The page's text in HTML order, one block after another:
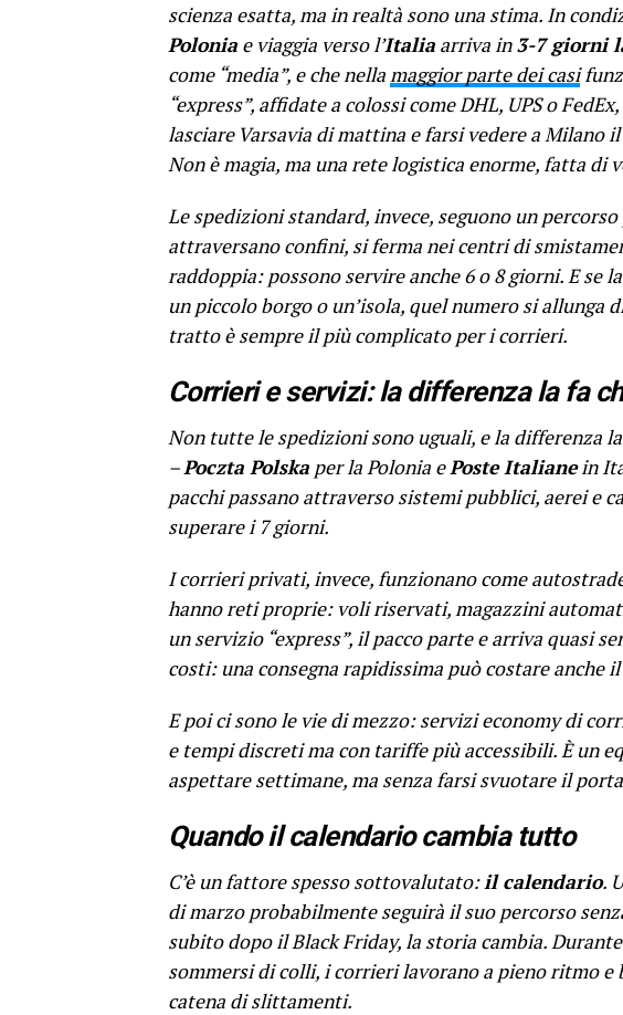
scienza esatta, ma in realtà sono una stima. In
Polonia e viaggia verso l’Italia arriva in3-7 giorni
come “media”, e che nellamaggior parte dei casi
“express”, affidate a colossi come DHL, UPS o
lasciare Varsavia di mattina e farsi vedere a Milano
Non è magia, ma una rete logistica enorme, fatta di
Le spedizioni standard, invece, seguono un
attraversano confini, si ferma nei centri di
raddoppia: possono servire anche 6 o 8 giorni. E se
un piccolo borgo o un’isola, quel numero si allunga
tratto è sempre il più complicato per i corrieri.
Corrieri e servizi: la differenza la fa
Non tutte le spedizioni sono uguali, e la differenza
–Poczta Polska per la Polonia ePoste Italianein
pacchi passano attraverso sistemi pubblici, aerei e
superare i 7 giorni.
I corrieri privati, invece, funzionano come autostrade
hanno reti proprie: voli riservati, magazzini
un servizio “express”, il pacco parte e arriva quasi
costi: una consegna rapidissima può costare
E poi ci sono le vie di mezzo: servizi economy di
e tempi discreti ma con tariffe più accessibili. È un
aspettare settimane, ma senza farsi svuotare il
Quando il calendario cambia tutto
C’è un fattore spesso sottovalutato:il calendario.
di marzo probabilmente seguirà il suo percorso
subito dopo il Black Friday, la storia cambia.
sommersi di colli, i corrieri lavorano a pieno ritmo e
catena di slittamenti.